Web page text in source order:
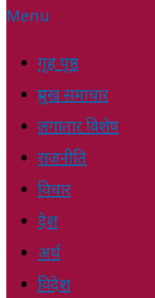
Menu
गृह पृष्ठ
प्रमुख समाचार
लगातार विशेष
राजनीति
विचार
देश
अर्थ
विदेश